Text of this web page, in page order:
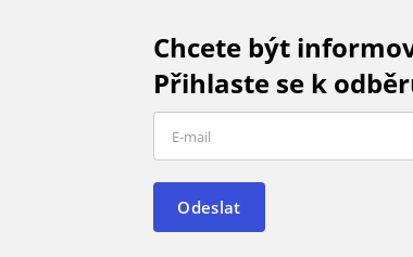
Chcete být
Přihlaste se k
Odeslat